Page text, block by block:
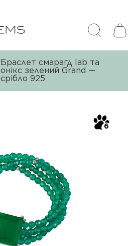
Браслет смарагд lab та
онікс зелений Grand —
срібло 925
6